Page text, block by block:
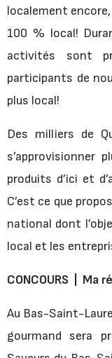
localement
100 % local!
activités sont
participants de
plus local!
Des milliers de
s’approvisionner
produits d’ici et
C’est ce que
national dont
local et les
CONCOURS | Ma
Au Bas-Saint-
gourmand sera